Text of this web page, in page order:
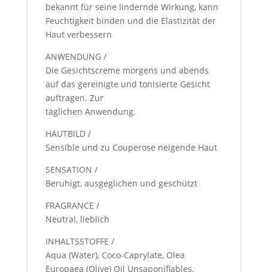
bekannt für seine lindernde Wirkung, kann
Feuchtigkeit binden und die Elastizität der
Haut verbessern
ANWENDUNG /
Die Gesichtscreme morgens und abends
auf das gereinigte und tonisierte Gesicht
auftragen. Zur
täglichen Anwendung.
HAUTBILD /
Sensible und zu Couperose neigende Haut
SENSATION /
Beruhigt, ausgeglichen und geschützt
FRAGRANCE /
Neutral, lieblich
INHALTSSTOFFE /
Aqua (Water), Coco-Caprylate, Olea
Europaea (Olive) Oil Unsaponifiables,